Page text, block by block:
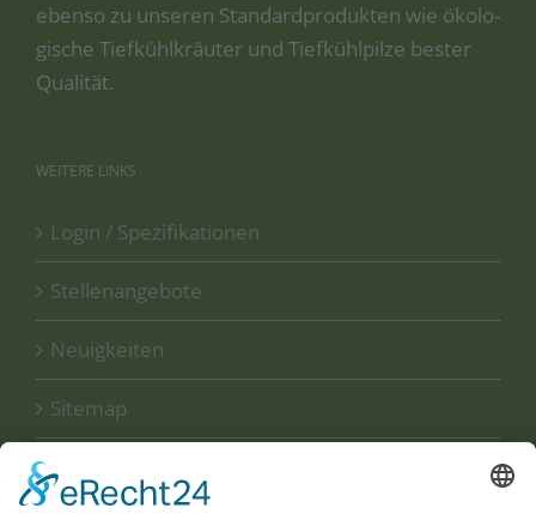
eben­so zu unse­ren Stan­dard­pro­duk­ten wie öko­lo­
gi­sche Tief­kühl­kräu­ter und Tief­kühl­pil­ze bes­ter
Qualität.
WEITERE LINKS
Login / Spezifikationen
Stellenangebote
Neuigkeiten
Sitemap
Disclaimer